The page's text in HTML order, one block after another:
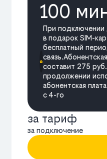
100
При подключении
в подарок SIM-
бесплатный
составит 275
продолжении
абонентская
с 4-го
за тариф
за подключение